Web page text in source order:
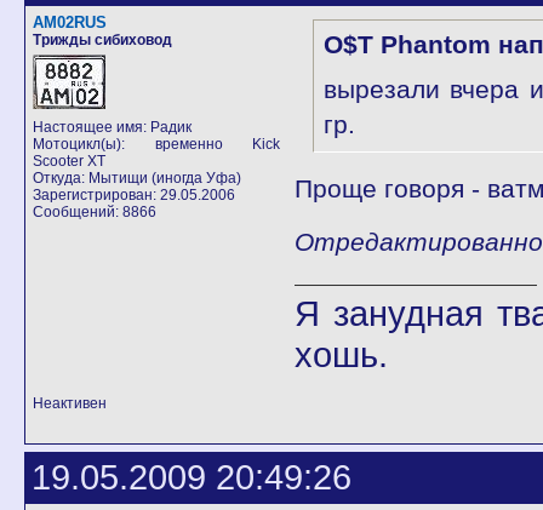
AM02RUS
Трижды сибиховод
Настоящее имя: Радик
Мотоцикл(ы): временно Kick
Scooter XT
Откуда: Мытищи (иногда Уфа)
Зарегистрирован: 29.05.2006
Сообщений: 8866
O$T Phantom
вырезали вчера
гр.
Проще говоря -
Я занудная
хошь.
Неактивен
19.05.2009 20:49:26